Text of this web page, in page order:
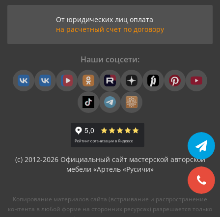
От юридических лиц оплата
на расчетный счет по договору
(с) 2012-2026 Официальный сайт мастерской авторской
мебели «Артель «Русичи»
Наши соцсети:
Копирование материалов сайта (встраивание и распространение
контента в любой форме на сторонних ресурсах) разрешается только